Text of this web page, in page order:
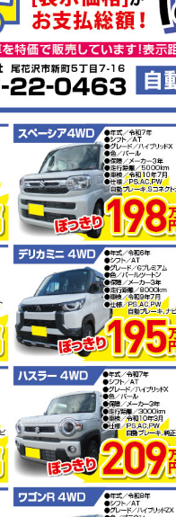
の大総力祭 開催! 3/13(月
ススメ中古車情報を更新いた
の大感謝祭 開催! 10/22(土
ススメ中古車情報を更新いた
ータス山形秋のキャンペー
ータス山形夏のキャンペー
の大総力祭 開催! 3/22(火
ススメ中古車情報を更新いた
の大総力祭 開催! 2/01(火
ススメ中古車情報を更新いた
の大感謝祭 開催! 10/18(月
ススメ中古車情報を更新いた
の大総力祭 開催! 3/20(土
ススメ中古車情報を更新いた
の大感謝祭 開催! 10/16(土
ススメ中古車情報を更新いた